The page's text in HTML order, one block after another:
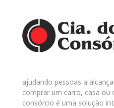
ajudando pessoas a
comprar um carro, casa ou
consórcio é uma solução